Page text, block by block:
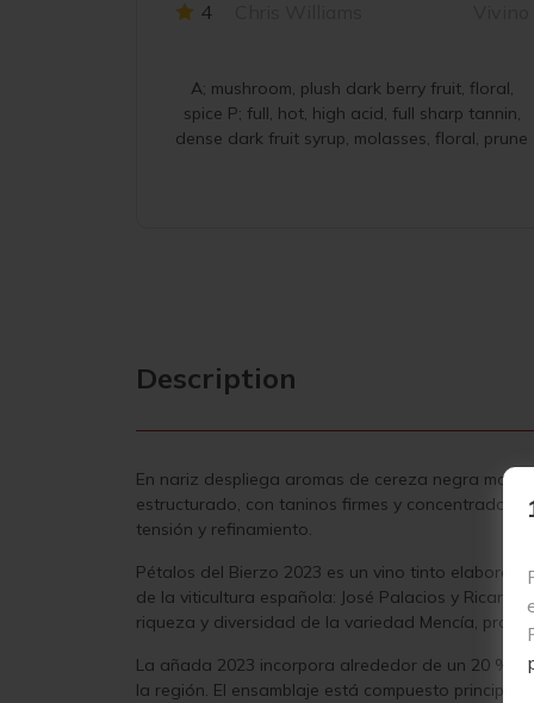
4
A; mushroom, plush dark berry fruit, floral,
spice P; full, hot, high acid, full sharp tannin,
dense dark fruit syrup, molasses, floral, prune
Description
En nariz despliega aromas de cereza negra
estructurado, con taninos firmes y concentrados
tensión y refinamiento.
Pétalos del Bierzo 2023 es un vino tinto
de la viticultura española: José Palacios y
riqueza y diversidad de la variedad Mencía,
La añada 2023 incorpora alrededor de un 20 %
la región. El ensamblaje está compuesto